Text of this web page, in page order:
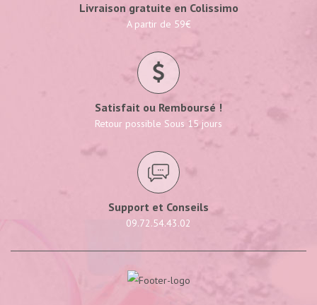
Livraison gratuite en Colissimo
A partir de 59€
Satisfait ou Remboursé !
Retour possible Sous 15 jours
Support et Conseils
09.72.54.43.02